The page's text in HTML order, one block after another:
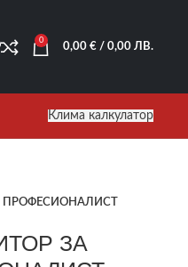
0
0,00€ / 0,00 ЛВ.
Клима калкулатор
ПРОФЕСИОНАЛИСТ
ЗА